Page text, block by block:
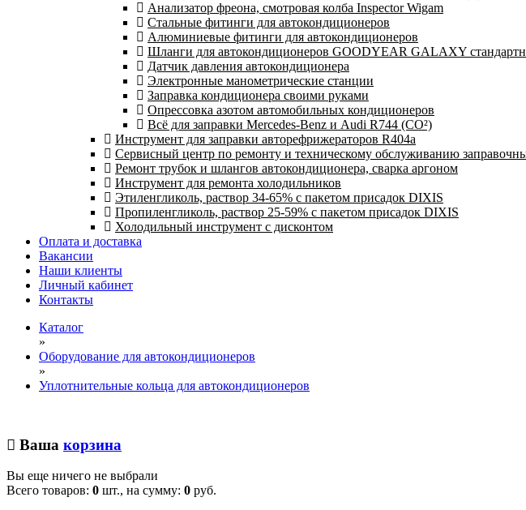
Анализатор фреона, смотровая колба Inspector Wigam
Стальные фитинги для автокондиционеров
Алюминиевые фитинги для автокондиционеров
Шланги для автокондиционеров GOODYEAR GALAXY
Датчик давления автокондиционера
Электронные манометрические станции
Заправка кондиционера своими руками
Опрессовка азотом автомобильных кондиционеров
Всё для заправки Mercedes-Benz и Audi R744 (CO²)
Инструмент для заправки авторефрижераторов R404a
Сервисный центр по ремонту и техническому обслуживанию
Ремонт трубок и шлангов автокондиционера, сварка аргоном
Инструмент для ремонта холодильников
Этиленгликоль, раствор 34-65% с пакетом присадок DIXIS
Пропиленгликоль, раствор 25-59% с пакетом присадок DIXIS
Холодильный инструмент с дисконтом
Оплата и доставка
Вакансии
Наши клиенты
Личный кабинет
Контакты
Каталог
»
Оборудование для автокондиционеров
»
Уплотнительные кольца для автокондиционеров
Ваша корзина
Вы еще ничего не выбрали
Всего товаров: 0 шт., на сумму: 0 руб.